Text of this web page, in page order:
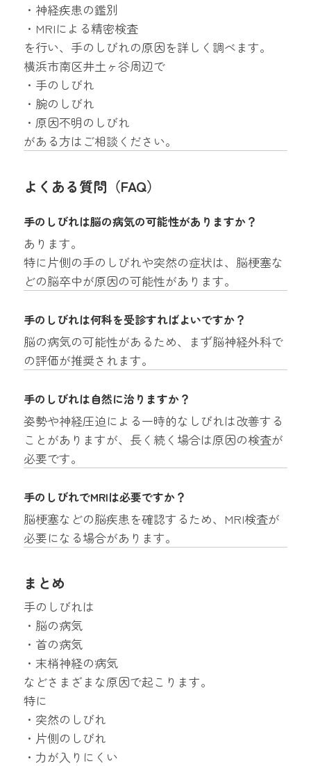
・神経疾患の鑑別
・MRIによる精密検査
を行い、手のしびれの原因を詳しく調べます。
横浜市南区井土ヶ谷周辺で
・手のしびれ
・腕のしびれ
・原因不明のしびれ
がある方はご相談ください。
よくある質問（FAQ）
手のしびれは脳の病気の可能性がありますか？
あります。
特に片側の手のしびれや突然の症状は、脳梗塞な
どの脳卒中が原因の可能性があります。
手のしびれは何科を受診すればよいですか？
脳の病気の可能性があるため、まず脳神経外科で
の評価が推奨されます。
手のしびれは自然に治りますか？
姿勢や神経圧迫による一時的なしびれは改善する
ことがありますが、長く続く場合は原因の検査が
必要です。
手のしびれでMRIは必要ですか？
脳梗塞などの脳疾患を確認するため、MRI検査が
必要になる場合があります。
まとめ
手のしびれは
・脳の病気
・首の病気
・末梢神経の病気
などさまざまな原因で起こります。
特に
・突然のしびれ
・片側のしびれ
・力が入りにくい